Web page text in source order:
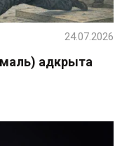
адкрыта
24.07.2026